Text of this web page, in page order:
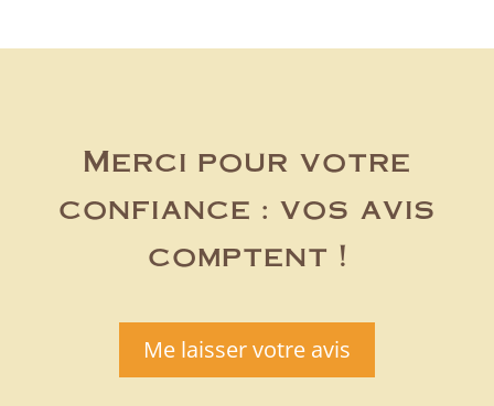
Merci pour votre
confiance : vos avis
comptent !
Me laisser votre avis